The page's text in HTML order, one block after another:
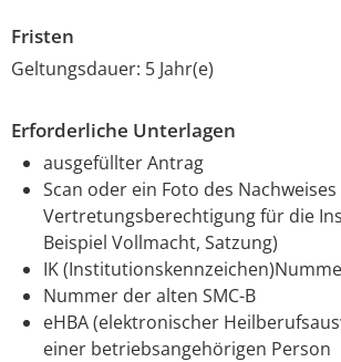
Fristen
Geltungsdauer: 5 Jahr(e)
Erforderliche Unterlagen
ausgefüllter Antrag
Scan oder ein Foto des
Vertretungsberechtigung für die
Beispiel Vollmacht, Satzung)
IK
Nummer der alten SMC-B
eHBA (elektronischer
einer betriebsangehörigen Person